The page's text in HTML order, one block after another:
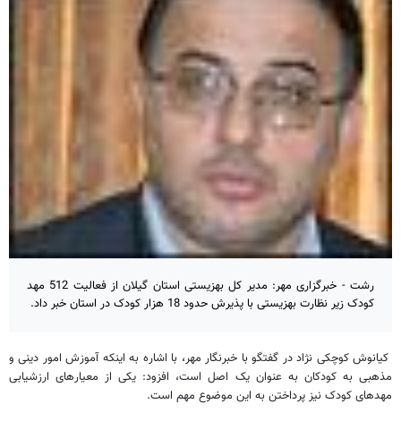
رشت - خبرگزاری مهر: مدیر کل بهزیستی استان گیلان از فعالیت 512 مهد
کودک زیر نظارت بهزیستی با پذیرش حدود 18 هزار کودک در استان خبر داد.
کیانوش کوچکی نژاد در گفتگو با خبرنگار مهر، با اشاره به اینکه آموزش امور دینی و
مذهبی به کودکان به عنوان یک اصل است، افزود: یکی از معیارهای ارزشیابی
مهدهای کودک نیز پرداختن به این موضوع مهم است.